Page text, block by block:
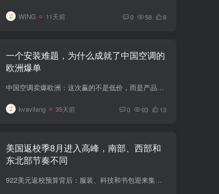
WING 11天前 0 58 8
一个安装难题，为什么成就了中国空调的
欧洲爆单
中国空调卖爆欧洲：这次赢的不是低价，而是产品重构 2026年夏天，中国空调再次成为欧洲市场的热门商品。 在德国，部分线上渠道的空调销售快速增长；在法国、西班牙，一些中国品牌的出货量明显上...
kvavilang 35天前 0 93 13
美国返校季8月进入高峰，南部、西部和
东北部节奏不同
922美元返校预算背后：服装、科技和书包迎来集中爆发 美国返校季正在变成一个更高预算、更碎片化，也更依赖学生意见和人工智能的消费战场。 普华永道发布的《2026年美国返校购物调查》显示，美...